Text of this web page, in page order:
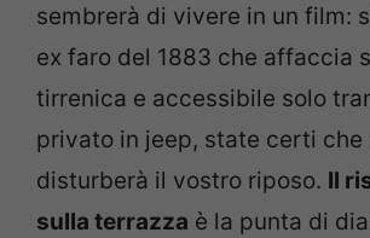
sembrerà di vivere in un film:
ex faro del 1883 che affaccia
tirrenica e accessibile solo
privato in jeep, state certi che
disturberà il vostro riposo. Il
sulla terrazza è la punta di